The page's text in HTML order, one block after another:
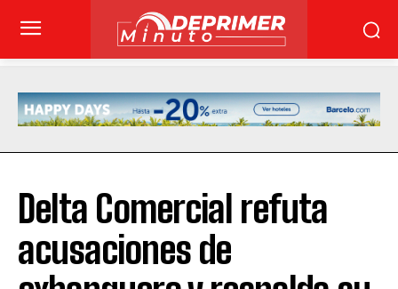
Delta Comercial refuta
acusaciones de